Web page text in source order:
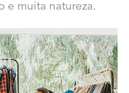
e muita natureza.